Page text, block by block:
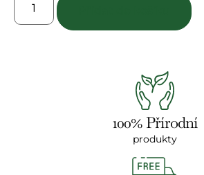
100% Přírodní
produkty